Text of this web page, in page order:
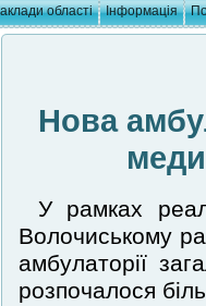
області Інформація
Нова
У рамках
Волочиському
амбулаторії
розпочалося